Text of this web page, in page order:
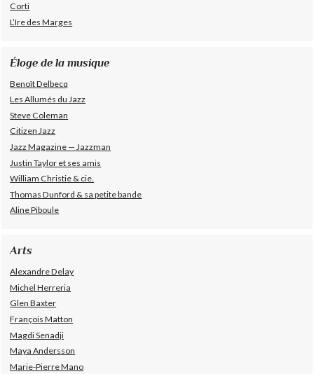
Corti
L’Ire des Marges
Éloge de la musique
Benoît Delbecq
Les Allumés du Jazz
Steve Coleman
Citizen Jazz
Jazz Magazine — Jazzman
Justin Taylor et ses amis
William Christie & cie.
Thomas Dunford & sa petite bande
Aline Piboule
Arts
Alexandre Delay
Michel Herreria
Glen Baxter
François Matton
Magdi Senadji
Maya Andersson
Marie-Pierre Mano